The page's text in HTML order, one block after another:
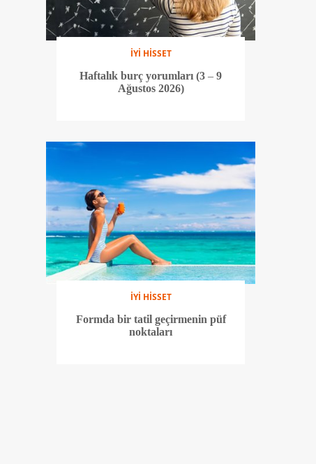
İYİ HİSSET
Haftalık burç yorumları (3 – 9
Ağustos 2026)
İYİ HİSSET
Formda bir tatil geçirmenin püf
noktaları